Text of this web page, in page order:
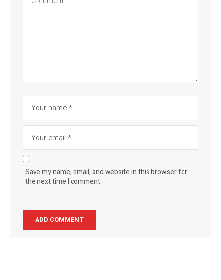
Save my name, email, and website in this browser for
the next time I comment.